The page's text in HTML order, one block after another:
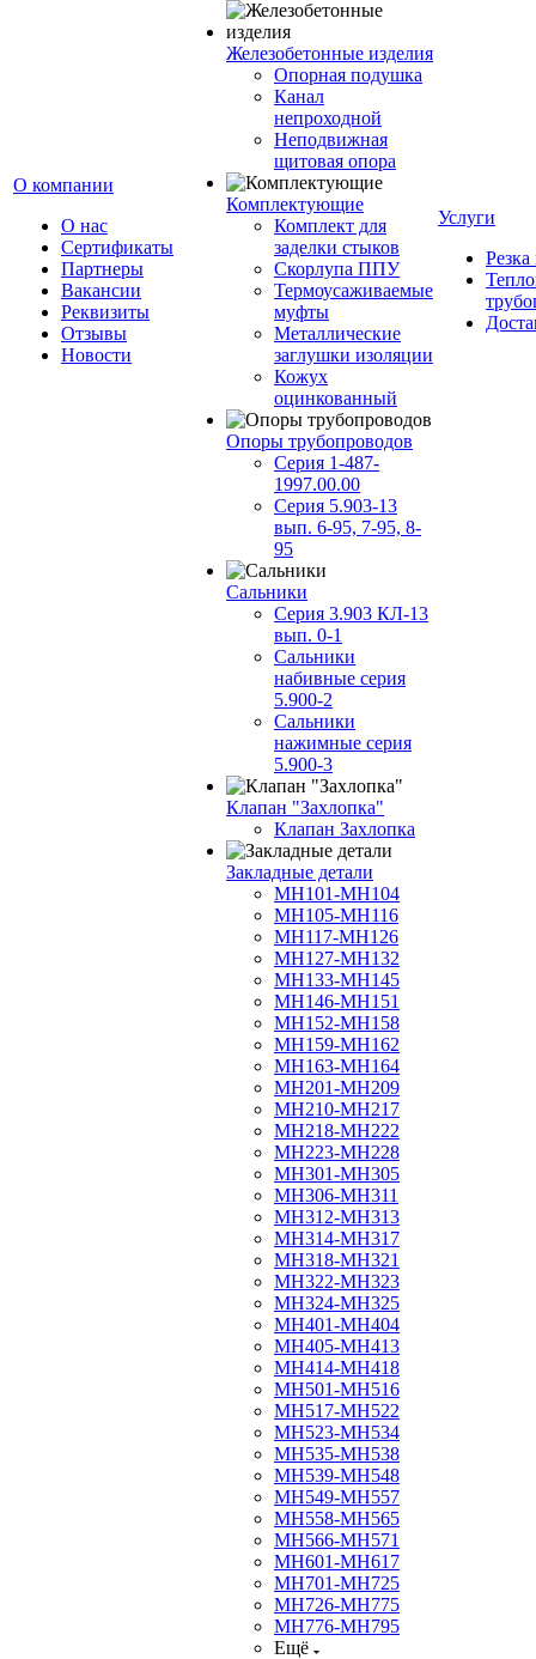
О компании
О нас
Сертификаты
Партнеры
Вакансии
Реквизиты
Отзывы
Новости
Железобетонные изделия
Опорная подушка
Канал
непроходной
Неподвижная
щитовая опора
Комплектующие
Комплект для
заделки стыков
Скорлупа ППУ
Термоусаживаемые
муфты
Металлические
заглушки изоляции
Кожух
оцинкованный
Опоры трубопроводов
Серия 1-487-
1997.00.00
Серия 5.903-13
вып. 6-95, 7-95, 8-
95
Сальники
Серия 3.903 КЛ-13
вып. 0-1
Сальники
набивные серия
5.900-2
Сальники
нажимные серия
5.900-3
Клапан "Захлопка"
Клапан Захлопка
Закладные детали
МН101-МН104
МН105-МН116
МН117-МН126
МН127-МН132
МН133-МН145
МН146-МН151
МН152-МН158
МН159-МН162
МН163-МН164
МН201-МН209
МН210-МН217
МН218-МН222
МН223-МН228
МН301-МН305
МН306-МН311
МН312-МН313
МН314-МН317
МН318-МН321
МН322-МН323
МН324-МН325
МН401-МН404
МН405-МН413
МН414-МН418
МН501-МН516
МН517-МН522
МН523-МН534
МН535-МН538
МН539-МН548
МН549-МН557
МН558-МН565
МН566-МН571
МН601-МН617
МН701-МН725
МН726-МН775
МН776-МН795
Ещё
Услуги
Резка